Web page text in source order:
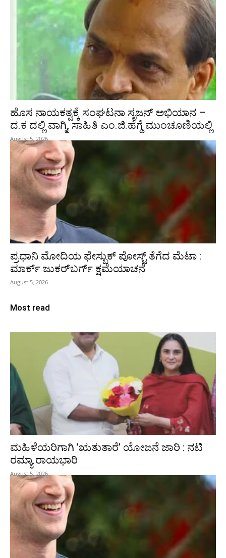
ಹೊಸ ನಾಯಕತ್ವಕ್ಕೆ ಸಂಘಟನಾ ಸೃಜನ್ ಅಭಿಯಾನ –
ದ.ಕ ದಲ್ಲಿ ವಾಗ್ಮಿ, ಸಾಹಿತಿ ಎಂ.ಜಿ.ಹೆಗ್ಡೆ ಮುಂಚೂಣಿಯಲ್ಲಿ
August 5, 2026
ಪ್ರಧಾನಿ ಮೋದಿಯ ಫೇಸ್ಬುಕ್‌ ಪೋಸ್ಟ್‌ ತೆಗೆದ ಮೆಟಾ :
ಮಾರ್ಕ್ ಜುಕರ್‌ಬರ್ಗ್ ಕ್ಷಮೆಯಾಚನೆ
August 5, 2026
Most read
ಮಹಿಳೆಯರಿಗಾಗಿ ʼಋತುತಾರೆʼ ಯೋಜನೆ ಜಾರಿ : ನಟಿ
ರಮ್ಯಾ ರಾಯಭಾರಿ
August 5, 2026